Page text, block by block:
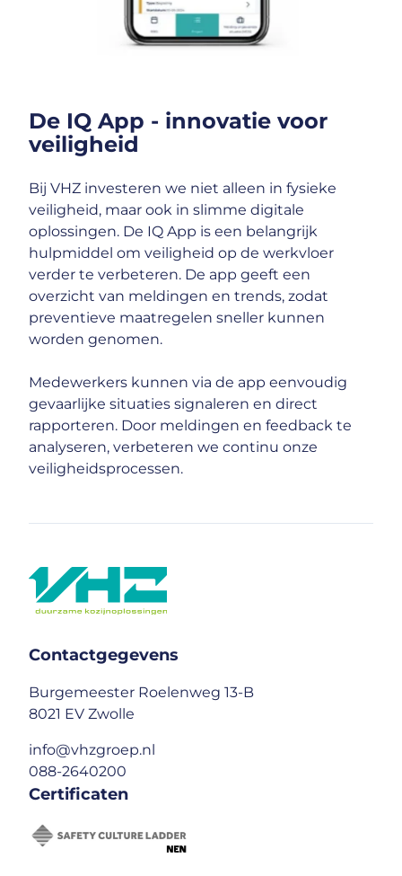
De IQ App - innovatie voor
veiligheid
Bij VHZ investeren we niet alleen in fysieke
veiligheid, maar ook in slimme digitale
oplossingen. De IQ App is een belangrijk
hulpmiddel om veiligheid op de werkvloer
verder te verbeteren. De app geeft een
overzicht van meldingen en trends, zodat
preventieve maatregelen sneller kunnen
worden genomen.
Medewerkers kunnen via de app eenvoudig
gevaarlijke situaties signaleren en direct
rapporteren. Door meldingen en feedback te
analyseren, verbeteren we continu onze
veiligheidsprocessen.
Contactgegevens
Burgemeester Roelenweg 13-B
8021 EV Zwolle
info@vhzgroep.nl
088-2640200
Certificaten